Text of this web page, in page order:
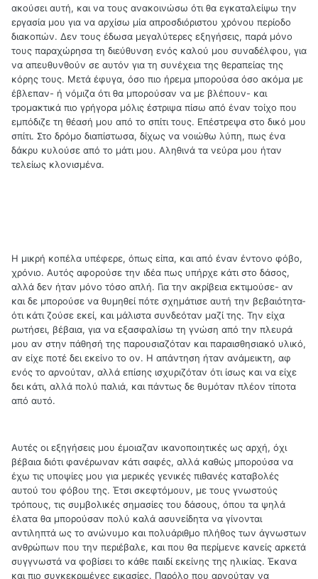
ακούσει αυτή, και να τους ανακοινώσω ότι θα εγκαταλείψω την
εργασία μου για να αρχίσω μία απροσδιόριστου χρόνου περίοδο
διακοπών. Δεν τους έδωσα μεγαλύτερες εξηγήσεις, παρά μόνο
τους παραχώρησα τη διεύθυνση ενός καλού μου συναδέλφου, για
να απευθυνθούν σε αυτόν για τη συνέχεια της θεραπείας της
κόρης τους. Μετά έφυγα, όσο πιο ήρεμα μπορούσα όσο ακόμα με
έβλεπαν- ή νόμιζα ότι θα μπορούσαν να με βλέπουν- και
τρομακτικά πιο γρήγορα μόλις έστριψα πίσω από έναν τοίχο που
εμπόδιζε τη θέασή μου από το σπίτι τους. Επέστρεψα στο δικό μου
σπίτι. Στο δρόμο διαπίστωσα, δίχως να νοιώθω λύπη, πως ένα
δάκρυ κυλούσε από το μάτι μου. Αληθινά τα νεύρα μου ήταν
τελείως κλονισμένα.
Η μικρή κοπέλα υπέφερε, όπως είπα, και από έναν έντονο φόβο,
χρόνιο. Αυτός αφορούσε την ιδέα πως υπήρχε κάτι στο δάσος,
αλλά δεν ήταν μόνο τόσο απλή. Για την ακρίβεια εκτιμούσε- αν
και δε μπορούσε να θυμηθεί πότε σχημάτισε αυτή την βεβαιότητα-
ότι κάτι ζούσε εκεί, και μάλιστα συνδεόταν μαζί της. Την είχα
ρωτήσει, βέβαια, για να εξασφαλίσω τη γνώση από την πλευρά
μου αν στην πάθησή της παρουσιαζόταν και παραισθησιακό υλικό,
αν είχε ποτέ δει εκείνο το ον. Η απάντηση ήταν ανάμεικτη, αφ
ενός το αρνούταν, αλλά επίσης ισχυριζόταν ότι ίσως και να είχε
δει κάτι, αλλά πολύ παλιά, και πάντως δε θυμόταν πλέον τίποτα
από αυτό.
Αυτές οι εξηγήσεις μου έμοιαζαν ικανοποιητικές ως αρχή, όχι
βέβαια διότι φανέρωναν κάτι σαφές, αλλά καθώς μπορούσα να
έχω τις υποψίες μου για μερικές γενικές πιθανές καταβολές
αυτού του φόβου της. Έτσι σκεφτόμουν, με τους γνωστούς
τρόπους, τις συμβολικές σημασίες του δάσους, όπου τα ψηλά
έλατα θα μπορούσαν πολύ καλά ασυνείδητα να γίνονται
αντιληπτά ως το ανώνυμο και πολυάριθμο πλήθος των άγνωστων
ανθρώπων που την περιέβαλε, και που θα περίμενε κανείς αρκετά
συγγνωστά να φοβίσει το κάθε παιδί εκείνης της ηλικίας. Έκανα
και πιο συγκεκριμένες εικασίες. Παρόλο που αρνούταν να